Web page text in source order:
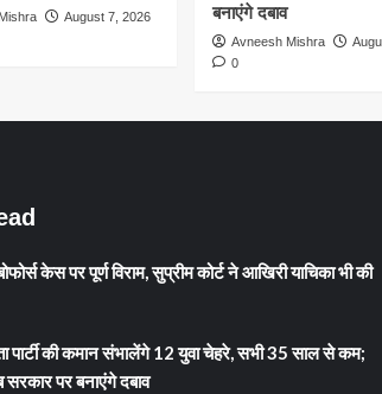
ट्रॉफी’,
August 7, 2026
बनाएंगे दबाव
Avneesh Mishra
0
केस पर पूर्ण विराम, सुप्रीम कोर्ट ने आखिरी याचिका भी की
पार्टी की कमान संभालेंगे 12 युवा चेहरे, सभी 35 साल से कम;
सरकार पर बनाएंगे दबाव